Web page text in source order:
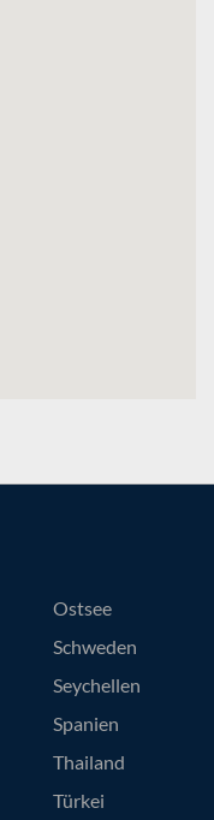
Ostsee
Schweden
Seychellen
Spanien
Thailand
Türkei